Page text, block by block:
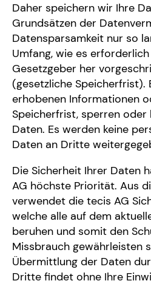
Daher speichern wir Ihre
Grundsätzen der
Datensparsamkeit nur so
Umfang, wie es
Gesetzgeber her
(gesetzliche Speicherfrist).
erhobenen Informationen
Speicherfrist, sperren oder
Daten. Es werden keine
Daten an Dritte
Die Sicherheit Ihrer Daten
AG höchste Priorität. Aus
verwendet die tecis AG
welche alle auf dem
beruhen und somit den
Missbrauch gewährleisten
Übermittlung der Daten
Dritte findet ohne Ihre